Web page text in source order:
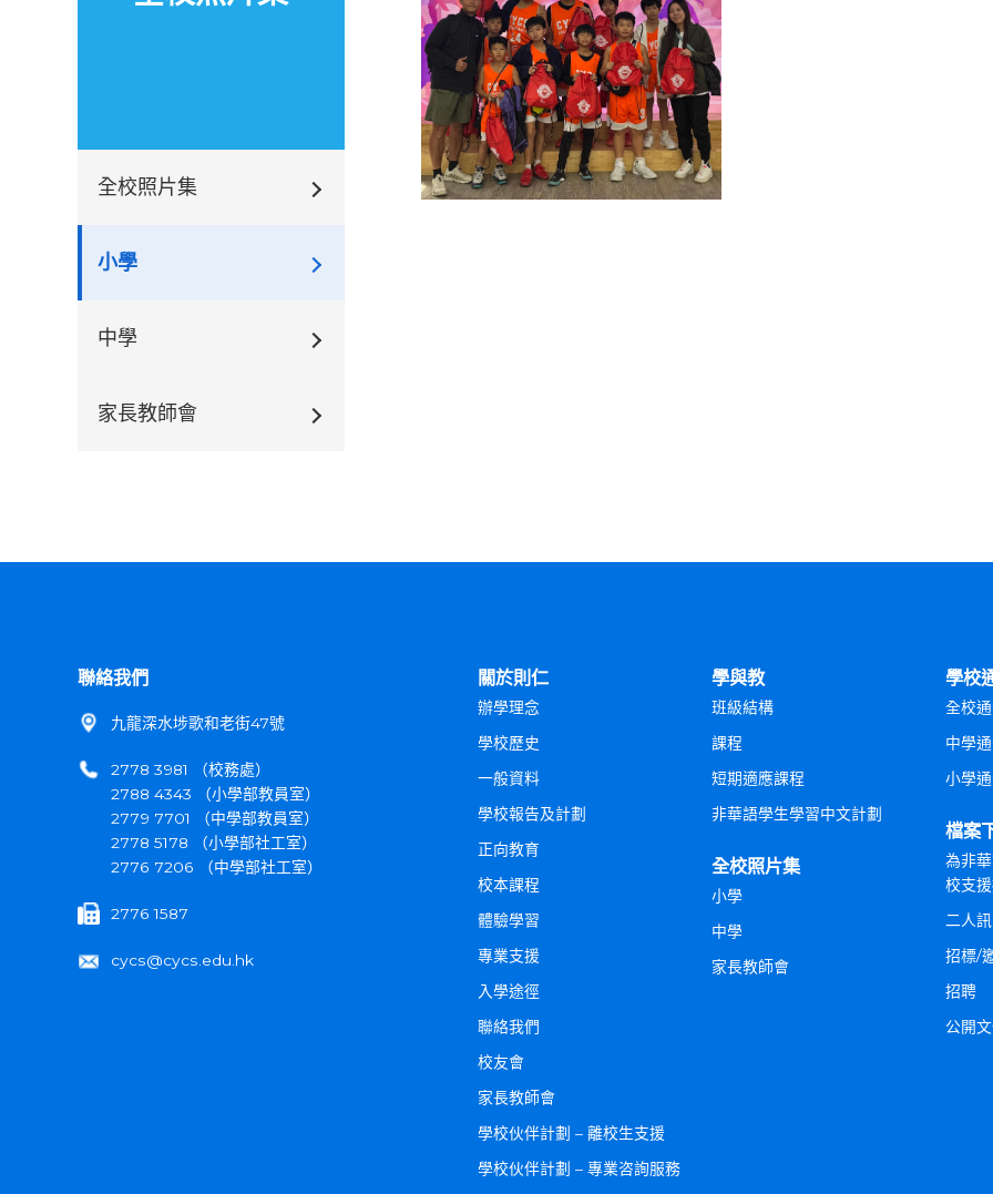
全校照片集
小學
中學
家長教師會
聯絡我們
九龍深水埗歌和老街47號
2778 3981 （校務處）
2788 4343 （小學部教員室）
2779 7701 （中學部教員室）
2778 5178 （小學部社工室）
2776 7206 （中學部社工室）
2776 1587
cycs@cycs.edu.hk
關於則仁
辦學理念
學校歷史
一般資料
學校報告及計劃
正向教育
校本課程
體驗學習
專業支援
入學途徑
聯絡我們
校友會
家長教師會
學校伙伴計劃 – 離校生支援
學校伙伴計劃 – 專業咨詢服務
學與教
班級結構
課程
短期適應課程
非華語學生學習中文計劃
全校照片集
小學
中學
家長教師會
學校
全校
中學
小學
檔案
為非
校支
二人訊
招標/
招聘
公開